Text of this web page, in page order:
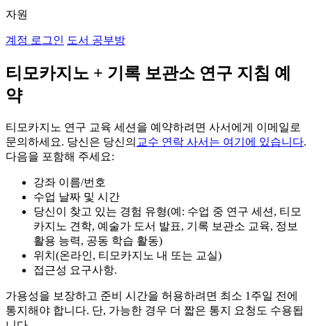
자원
계정 로그인 도서 공부방
티모카지노 + 기록 보관소 연구 지침 예
약
티모카지노 연구 교육 세션을 예약하려면 사서에게 이메일로
문의하세요. 당신은 당신의 교수 연락 사서는 여기에 있습니다.
다음을 포함해 주세요:
강좌 이름/번호
수업 날짜 및 시간
당신이 찾고 있는 경험 유형(예: 수업 중 연구 세션, 티모
카지노 견학, 예술가 도서 발표, 기록 보관소 교육, 정보
활용 능력, 공동 학습 활동)
위치(온라인, 티모카지노 내 또는 교실)
접근성 요구사항.
가용성을 보장하고 준비 시간을 허용하려면 최소 1주일 전에
통지해야 합니다. 단, 가능한 경우 더 짧은 통지 요청도 수용됩